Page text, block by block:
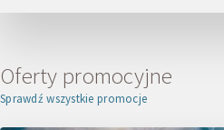
Oferty promocyjne
Sprawdź wszystkie promocje